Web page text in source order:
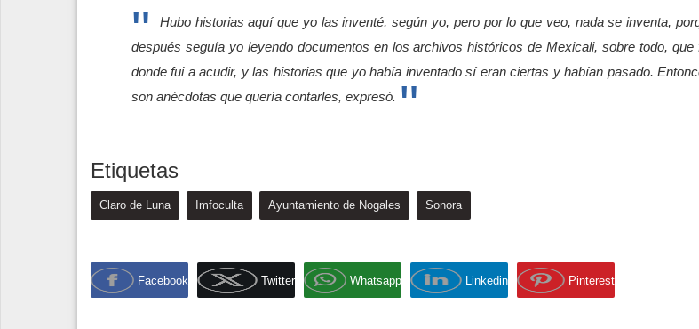
Hubo historias aquí que yo las inventé, según yo, pero por lo que veo, nada se inventa,
después seguía yo leyendo documentos en los archivos históricos de Mexicali, sobre todo, que
donde fui a acudir, y las historias que yo había inventado sí eran ciertas y habían pasado.
son anécdotas que quería contarles, expresó.
Etiquetas
Claro de Luna Imfoculta Ayuntamiento de Nogales Sonora
Facebook Twitter Whatsapp Linkedin Pinterest